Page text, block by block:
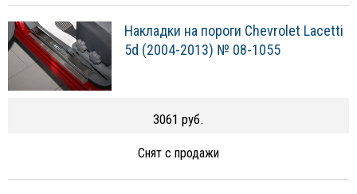
Накладки на пороги Chevrolet Lacetti
5d (2004-2013) № 08-1055
3061 руб.
Снят с продажи